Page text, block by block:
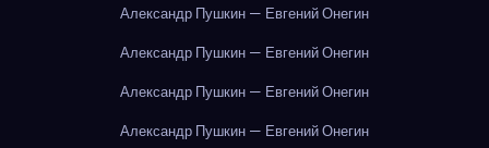
Александр Пушкин — Евгений Онегин
Александр Пушкин — Евгений Онегин
Александр Пушкин — Евгений Онегин
Александр Пушкин — Евгений Онегин